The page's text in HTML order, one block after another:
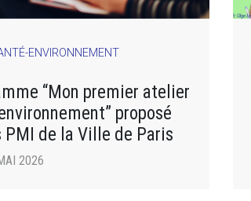
ENVIRONNEMENT
“Mon premier atelier
proposé
PMI de la Ville de Paris
2026